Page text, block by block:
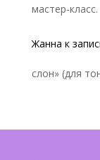
мастер-класс.
Жанна к
слон» (для